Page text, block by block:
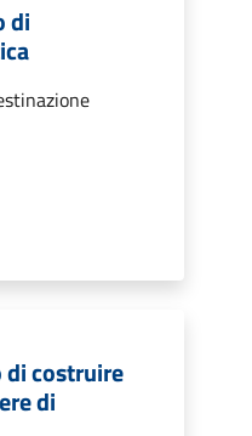
di
di costruire
di